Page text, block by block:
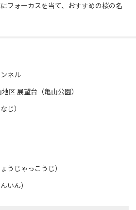
フォーカスを当て、おすすめの桜の名
ネル
区 展望台（亀山公園）
じ）
うじゃっこうじ）
いん）